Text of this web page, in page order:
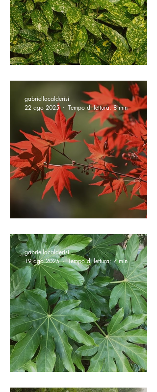
gabriellacalderisi
22 ago 2025
Tempo di lettura: 8 min
gabriellacalderisi
19 ago 2025
Tempo di lettura: 7 min